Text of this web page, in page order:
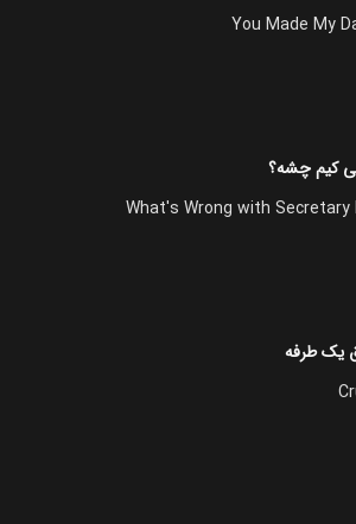
You Made My
کیم چشه؟
What's Wrong with Secretary
یک طرفه